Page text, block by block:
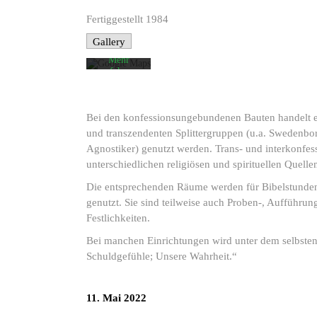
Fertiggestellt 1984
Gallery
Sie die
Datenschutzerklärung
von
Google.
Mehr
erfahren
Google
Maps immer
Bei den konfessionsungebundenen Bauten
und transzendenten Splittergruppen (u.a.
Agnostiker) genutzt werden. Trans- und
unterschiedlichen religiösen und spirituellen
Die entsprechenden Räume werden für
genutzt. Sie sind teilweise auch Proben-,
Festlichkeiten.
Bei manchen Einrichtungen wird unter dem
Schuldgefühle; Unsere Wahrheit.“
11. Mai 2022